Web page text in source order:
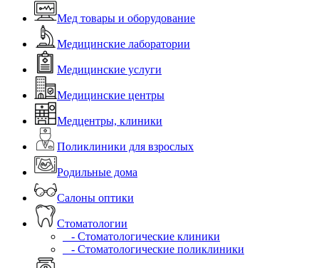
Мед товары и оборудование
Медицинские лаборатории
Медицинские услуги
Медицинские центры
Медцентры, клиники
Поликлиники для взрослых
Родильные дома
Салоны оптики
Стоматологии
- Стоматологические клиники
- Стоматологические поликлиники